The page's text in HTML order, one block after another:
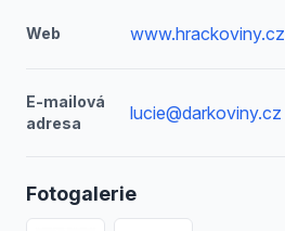
Web www.hrackoviny.cz
E-mailová
adresa
lucie@darkoviny.cz
Fotogalerie